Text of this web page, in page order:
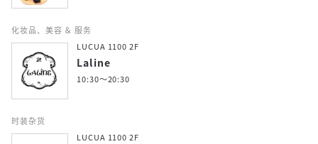
化妆品、美容 ＆ 服务
LUCUA 1100 2F
Laline
10:30～20:30
时装杂货
LUCUA 1100 2F